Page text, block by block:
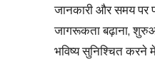
जानकारी और समय पर
जागरूकता बढ़ाना,
भविष्य सुनिश्चित करने